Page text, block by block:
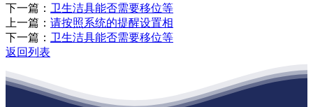
下一篇： 卫生洁具能否需要移位等
上一篇： 请按照系统的提醒设置相
下一篇： 卫生洁具能否需要移位等
返回列表